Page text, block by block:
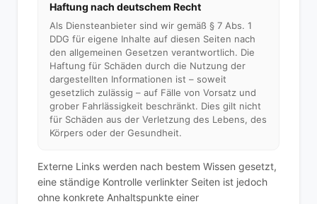
Haftung nach deutschem Recht
Als Diensteanbieter sind wir gemäß § 7 Abs. 1
DDG für eigene Inhalte auf diesen Seiten nach
den allgemeinen Gesetzen verantwortlich. Die
Haftung für Schäden durch die Nutzung der
dargestellten Informationen ist – soweit
gesetzlich zulässig – auf Fälle von Vorsatz und
grober Fahrlässigkeit beschränkt. Dies gilt nicht
für Schäden aus der Verletzung des Lebens, des
Körpers oder der Gesundheit.
Externe Links werden nach bestem Wissen gesetzt,
eine ständige Kontrolle verlinkter Seiten ist jedoch
ohne konkrete Anhaltspunkte einer